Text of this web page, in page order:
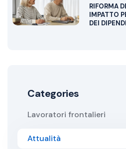
RIFORMA
IMPATTO
DEI
Categories
Lavoratori frontalieri
Attualità